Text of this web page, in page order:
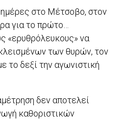
στο Μέτσοβο, στον
για το πρώτο…
«ερυθρόλευκους» να
των θυρών, τον
το δεξί την αγωνιστική
δεν αποτελεί
καθοριστικών